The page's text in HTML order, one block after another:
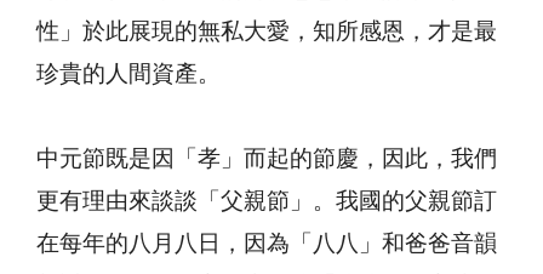
性」於此展現的無私大愛，知所感恩，才是最
珍貴的人間資產。
中元節既是因「孝」而起的節慶，因此，我們
更有理由來談談「父親節」。我國的父親節訂
在每年的八月八日，因為「八八」和爸爸音韻